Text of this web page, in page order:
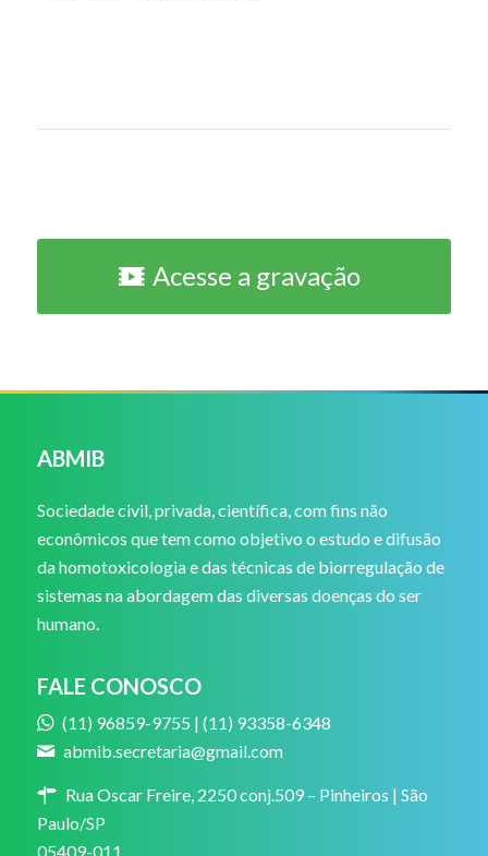
Acesse a gravação
ABMIB
Sociedade civil, privada, científica, com fins não
econômicos que tem como objetivo o estudo e difusão
da homotoxicologia e das técnicas de biorregulação de
sistemas na abordagem das diversas doenças do ser
humano.
FALE CONOSCO
(11) 96859-9755 | (11) 93358-6348
abmib.secretaria@gmail.com
Rua Oscar Freire, 2250 conj.509 – Pinheiros | São
Paulo/SP
05409-011